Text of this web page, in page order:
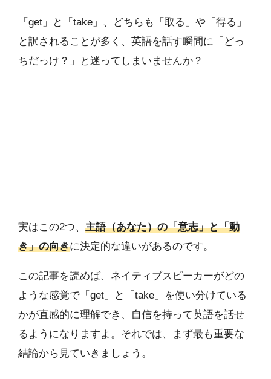
「get」と「take」、どちらも「取る」や「得る」
と訳されることが多く、英語を話す瞬間に「どっ
ちだっけ？」と迷ってしまいませんか？
実はこの2つ、 主語（あなた）の「意志」と「動
き」の向きに決定的な違いがあるのです。
この記事を読めば、ネイティブスピーカーがどの
ような感覚で「get」と「take」を使い分けている
かが直感的に理解でき、自信を持って英語を話せ
るようになりますよ。それでは、まず最も重要な
結論から見ていきましょう。